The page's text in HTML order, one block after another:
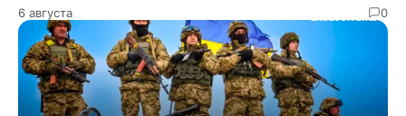
6 августа 0